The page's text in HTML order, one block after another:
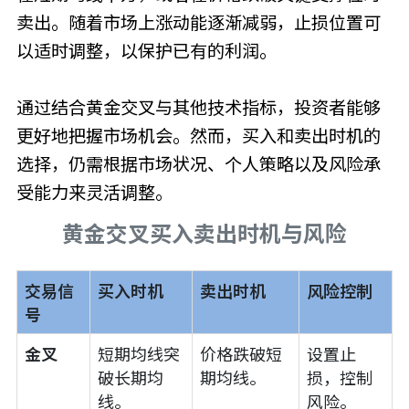
卖出。随着市场上涨动能逐渐减弱，止损位置可
以适时调整，以保护已有的利润。
通过结合黄金交叉与其他技术指标，投资者能够
更好地把握市场机会。然而，买入和卖出时机的
选择，仍需根据市场状况、个人策略以及风险承
受能力来灵活调整。
黄金交叉买入卖出时机与风险
交易信
号
买入时机 卖出时机 风险控制
金叉
短期均线突
破长期均
线。
价格跌破短
期均线。
设置止
损，控制
风险。